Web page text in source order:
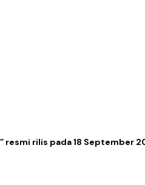
resmi rilis pada 18 September